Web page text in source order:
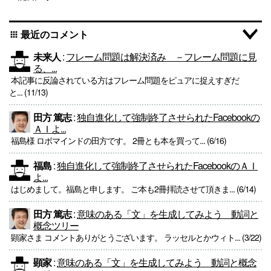
apps 最近のコメント
未来人:フレーム問題は解決済み －フレーム問題に見
る、...
本記事に反論されている方はフレーム問題をピュアに捉えすぎだ
と... (11/13)
田方 篤志:独自進化して強制終了させられたFacebookの
ＡＩよ...
福島様 ロボマインドの田方です。 2冊とも本を買って... (6/16)
福島:独自進化して強制終了させられたFacebookのＡＩ
よ...
はじめまして。福島と申します。 ご本も2冊拝読させて頂きま... (6/14)
田方 篤志:意味のある「文」を生成してみよう 動詞と
概念ツリー
顕家さま コメントありがとうございます。 ラッセルとかウィト... (3/22)
顕家:意味のある「文」を生成してみよう 動詞と概念